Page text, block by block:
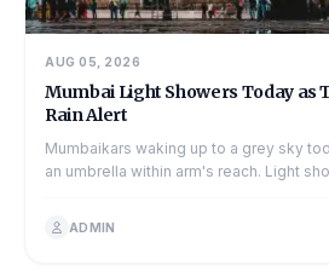
AUG 05, 2026
Mumbai Light Showers Today as
Rain Alert
Mumbaikars waking up to a grey sky
an umbrella within arm's reach. Light
ADMIN